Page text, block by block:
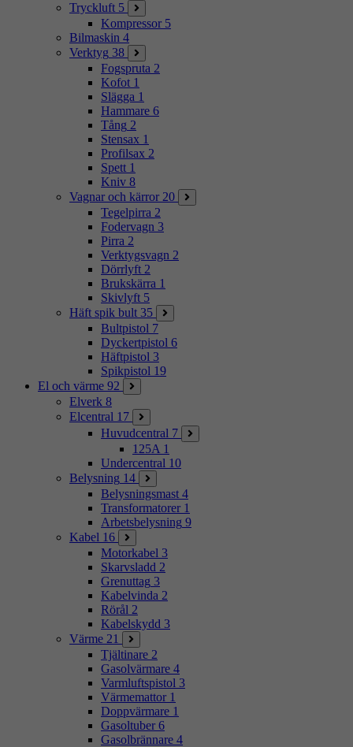
Tryckluft 5
Kompressor 5
Bilmaskin 4
Verktyg 38
Fogspruta 2
Kofot 1
Slägga 1
Hammare 6
Tång 2
Stensax 1
Profilsax 2
Spett 1
Kniv 8
Vagnar och kärror 20
Tegelpirra 2
Fodervagn 3
Pirra 2
Verktygsvagn 2
Dörrlyft 2
Brukskärra 1
Skivlyft 5
Häft spik bult 35
Bultpistol 7
Dyckertpistol 6
Häftpistol 3
Spikpistol 19
El och värme 92
Elverk 8
Elcentral 17
Huvudcentral 7
125A 1
Undercentral 10
Belysning 14
Belysningsmast 4
Transformatorer 1
Arbetsbelysning 9
Kabel 16
Motorkabel 3
Skarvsladd 2
Grenuttag 3
Kabelvinda 2
Rörål 2
Kabelskydd 3
Värme 21
Tjältinare 2
Gasolvärmare 4
Varmluftspistol 3
Värmemattor 1
Doppvärmare 1
Gasoltuber 6
Gasolbrännare 4